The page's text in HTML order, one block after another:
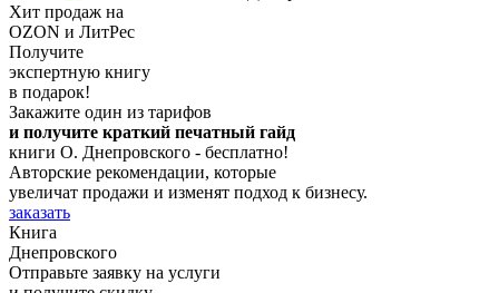
Хит продаж на
OZON и ЛитРес
Получите
экспертную книгу
в подарок!
Закажите один из тарифов
и получите краткий печатный гайд
книги О. Днепровского - бесплатно!
Авторские рекомендации, которые
увеличат продажи и изменят подход к бизнесу.
заказать
Книга
Днепровского
Отправьте заявку на услуги